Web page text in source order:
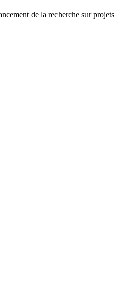
de la recherche sur projets